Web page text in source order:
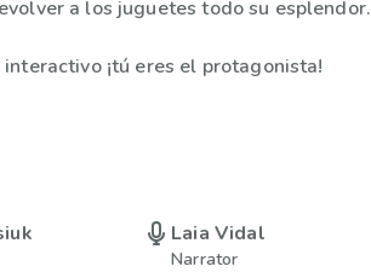
a los juguetes todo su esplendor.
interactivo ¡tú eres el protagonista!
Laia Vidal
Narrator